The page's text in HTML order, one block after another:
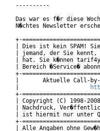
----------
Das war es f�r diese
N�chtes Newsletter
+-
| Dies ist kein SPAM!
| jemand, der Sie
| hat. Sie k�nnen
| Bereich �Service�
+-
|       Aktuelle Call-
+-
| Copyright (C) 1998-
| Nachdruck,
| ist hiermit nur unter
+-
| Alle Angaben ohne